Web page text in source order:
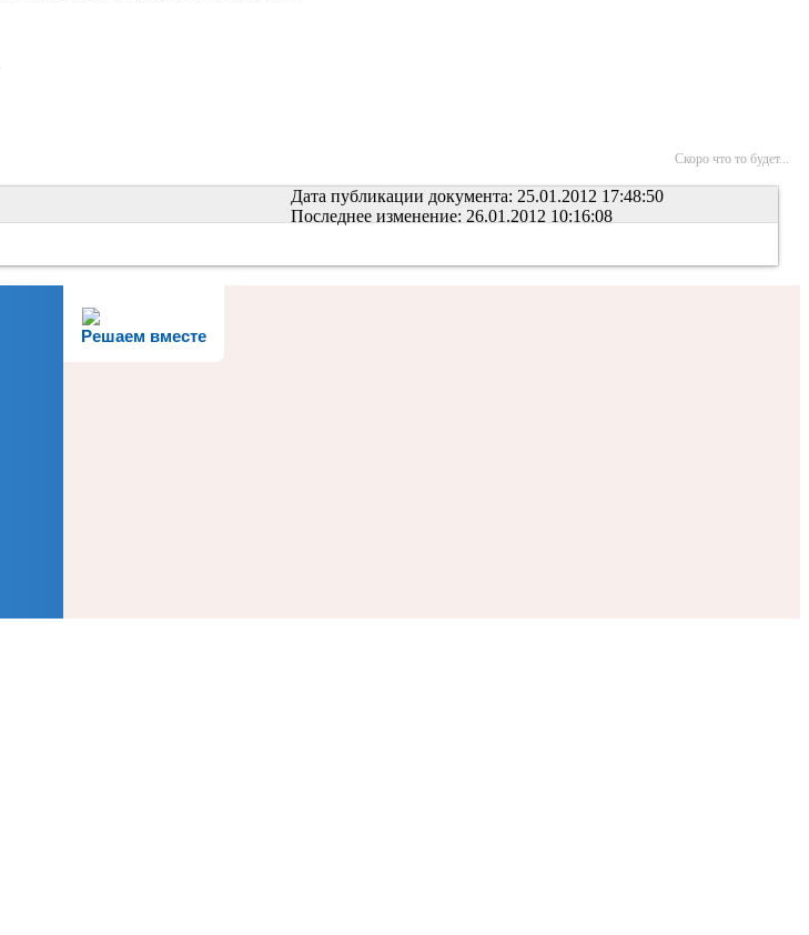
Скоро что то будет...
Дата публикации документа: 25.01.2012 17:48:50
Последнее изменение: 26.01.2012 10:16:08
Решаем вместе